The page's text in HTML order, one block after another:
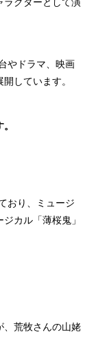
やドラマ、映画
しています。
おり、ミュージ
カル「薄桜鬼」
、荒牧さんの山姥